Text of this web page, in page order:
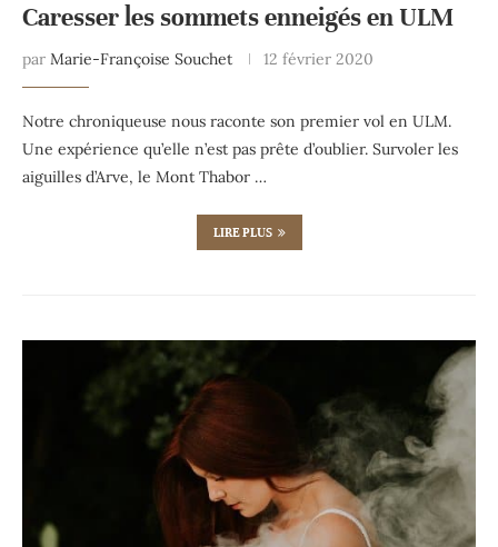
Caresser les sommets enneigés en ULM
par Marie-Françoise Souchet 12 février 2020
Notre chroniqueuse nous raconte son premier vol en ULM.
Une expérience qu’elle n’est pas prête d’oublier. Survoler les
aiguilles d’Arve, le Mont Thabor …
LIRE PLUS